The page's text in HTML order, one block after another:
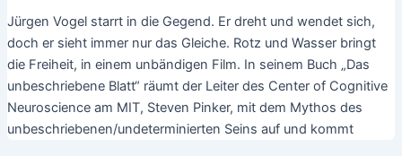
Jürgen Vogel starrt in die Gegend. Er dreht und wendet sich,
doch er sieht immer nur das Gleiche. Rotz und Wasser bringt
die Freiheit, in einem unbändigen Film. In seinem Buch „Das
unbeschriebene Blatt“ räumt der Leiter des Center of Cognitive
Neuroscience am MIT, Steven Pinker, mit dem Mythos des
unbeschriebenen/undeterminierten Seins auf und kommt